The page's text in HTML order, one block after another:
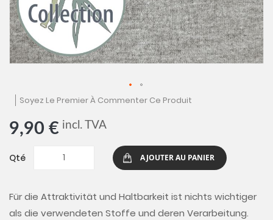
Soyez Le Premier À Commenter Ce Produit
9,90 € incl. TVA
Qté AJOUTER AU PANIER
Für die Attraktivität und Haltbarkeit ist nichts wichtiger
als die verwendeten Stoffe und deren Verarbeitung.
Skip
to
the
beginning
images